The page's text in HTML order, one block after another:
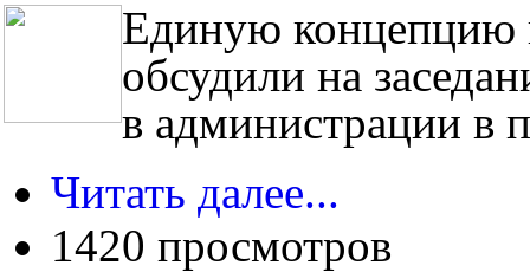
Единую концепцию
обсудили на
в администрации в
Читать далее...
1420 просмотров